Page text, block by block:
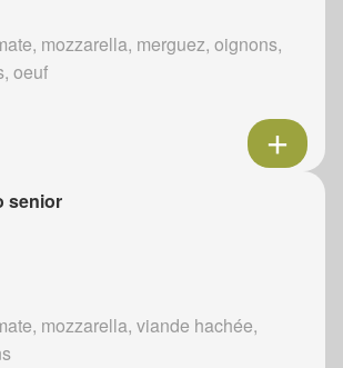
mozzarella, merguez, oignons,
oeuf
senior
mozzarella, viande hachée,